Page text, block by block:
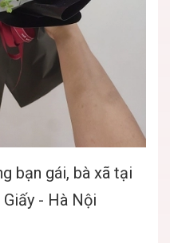
bạn gái, bà xã tại
- Hà Nội